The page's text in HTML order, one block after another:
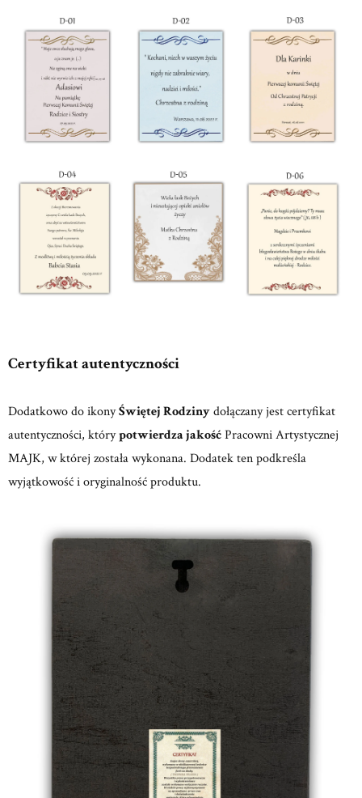
Certyfikat autentyczności
Dodatkowo do ikonyŚwiętej Rodzinydołączany jest certyfikat
autentyczności, którypotwierdza jakośćPracowni Artystycznej
MAJK, w której została wykonana. Dodatek ten podkreśla
wyjątkowość i oryginalność produktu.